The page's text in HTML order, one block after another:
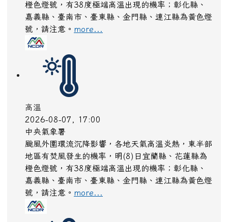
中央氣象署
颱風外圍環流沉降影響，各地天氣高溫炎熱，東半部
地區有焚風發生的機率，明(8)日宜蘭縣、花蓮縣為
橙色燈號，有38度極端高溫出現的機率；彰化縣、
嘉義縣、臺南市、臺東縣、金門縣、連江縣為黃色燈
號，請注意。
高溫
2026-08-07, 17:00
中央氣象署
颱風外圍環流沉降影響，各地天氣高溫炎熱，東半部
地區有焚風發生的機率，明(8)日宜蘭縣、花蓮縣為
橙色燈號，有38度極端高溫出現的機率；彰化縣、
嘉義縣、臺南市、臺東縣、金門縣、連江縣為黃色燈